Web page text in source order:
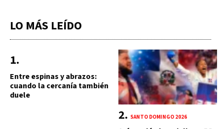
LO MÁS LEÍDO
Entre espinas y abrazos:
cuando la cercanía también
duele
SANTO DOMINGO 2026